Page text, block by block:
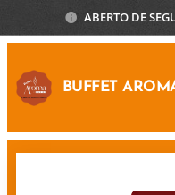
ABERTO DE
BUFFET